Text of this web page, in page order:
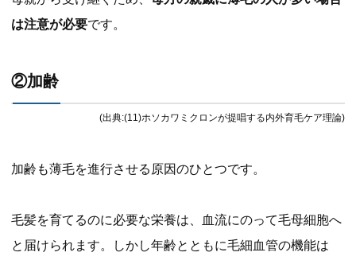
は注意が必要です。
②加齢
(出典:(11)ホソカワミクロンが提唱する内外育毛ケア理論)
加齢も薄毛を進行させる原因のひとつです。
毛髪を育てるのに必要な栄養は、血流にのって毛母細胞へ
と届けられます。しかし年齢とともに毛細血管の機能は